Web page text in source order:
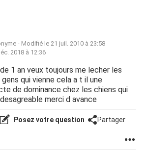
- Modifié le 21 juil. 2010 à 23:58
2018 à 12:36
1 an veux toujours me lecher les
qui vienne cela a t il une
de dominance chez les chiens qui
merci d avance
Posez votre question Partager